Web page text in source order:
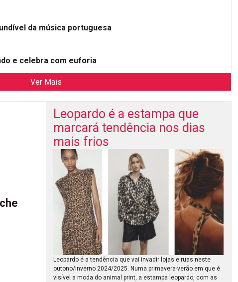
da música portuguesa
e celebra com euforia
Ver Mais
Leopardo é a estampa que
marcará tendência nos dias
mais frios
Leopardo é a tendência que vai invadir lojas e ruas neste
outono/inverno 2024/2025. Numa primavera-verão em que é
visível a moda do animal print, a estampa leopardo, com as